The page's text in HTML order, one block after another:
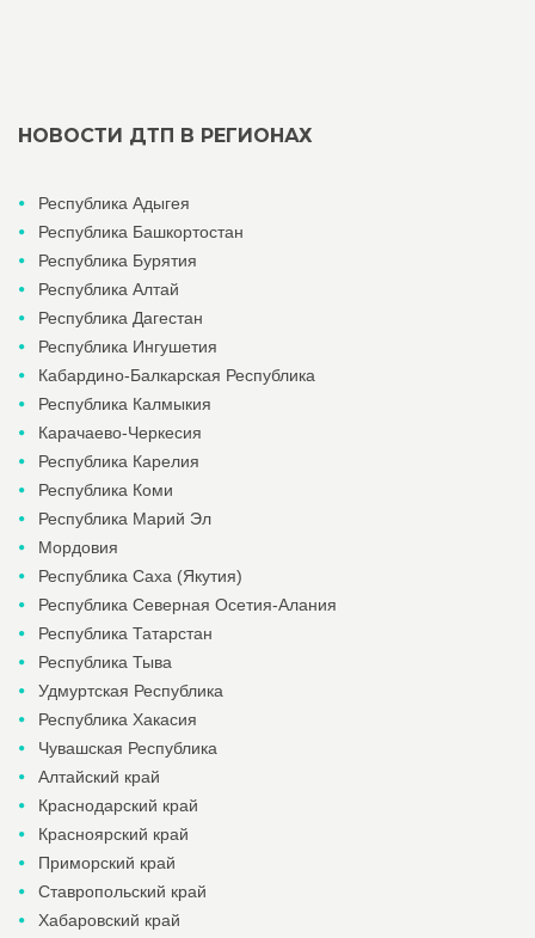
НОВОСТИ ДТП В РЕГИОНАХ
Республика Адыгея
Республика Башкортостан
Республика Бурятия
Республика Алтай
Республика Дагестан
Республика Ингушетия
Кабардино-Балкарская Республика
Республика Калмыкия
Карачаево-Черкесия
Республика Карелия
Республика Коми
Республика Марий Эл
Мордовия
Республика Саха (Якутия)
Республика Северная Осетия-Алания
Республика Татарстан
Республика Тыва
Удмуртская Республика
Республика Хакасия
Чувашская Республика
Алтайский край
Краснодарский край
Красноярский край
Приморский край
Ставропольский край
Хабаровский край